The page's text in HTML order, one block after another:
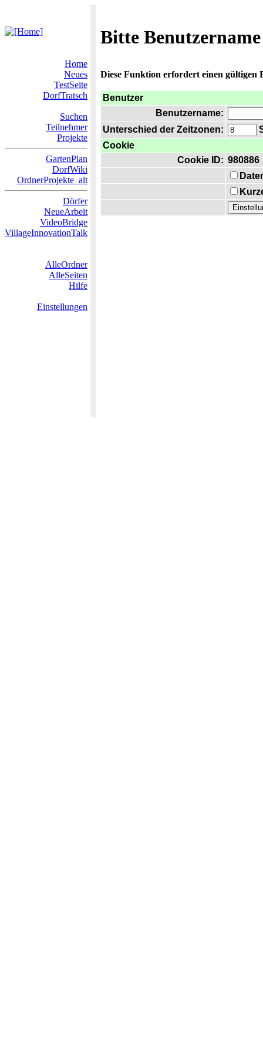
Bitte
Home
Neues
TestSeite
DorfTratsch
Suchen
Teilnehmer
Projekte
GartenPlan
DorfWiki
OrdnerProjekte_alt
Dörfer
NeueArbeit
VideoBridge
VillageInnovationTalk
AlleOrdner
AlleSeiten
Hilfe
Einstellungen
Diese Funktion erfordert einen gültigen
Benutzer
Benutzername:
Unterschied der Zeitzonen:
Cookie
Cookie ID: 980886